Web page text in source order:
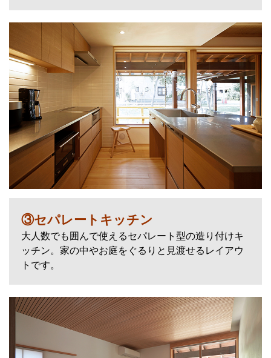
③セパレートキッチン
大人数でも囲んで使えるセパレート型の造り付けキ
ッチン。家の中やお庭をぐるりと見渡せるレイアウ
トです。